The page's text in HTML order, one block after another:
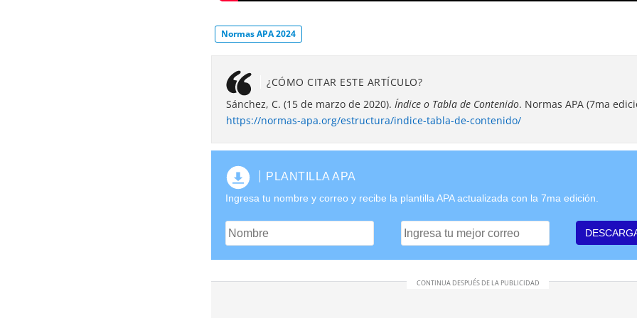
Normas APA 2024
¿CÓMO CITAR ESTE ARTÍCULO?
Sánchez, C. (15 de marzo de 2020). Índice o Tabla de Contenido. Normas APA (7ma
https://normas-apa.org/estructura/indice-tabla-de-contenido/
PLANTILLA APA
Ingresa tu nombre y correo y recibe la plantilla APA actualizada con la 7ma edición.